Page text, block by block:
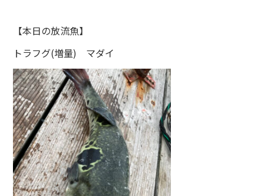
【本日の放流魚】
トラフグ(増量) マダイ